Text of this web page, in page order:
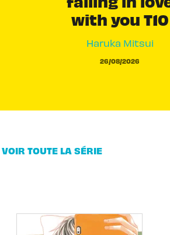
with you T10
Haruka Mitsui
26/08/2026
VOIR TOUTE LA SÉRIE